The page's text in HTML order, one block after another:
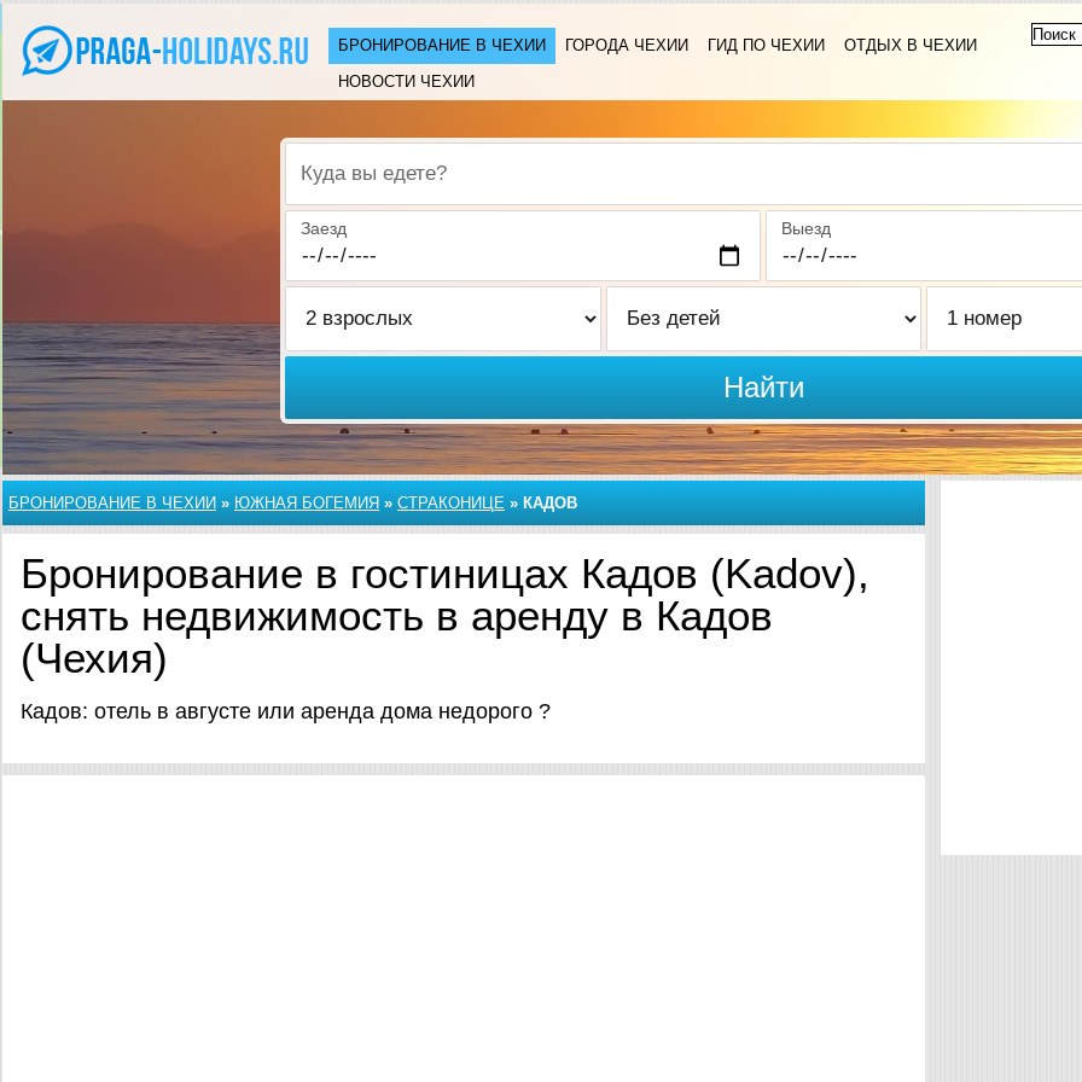
БРОНИРОВАНИЕ В ЧЕХИИ ГОРОДА ЧЕХИИ ГИД ПО ЧЕХИИ
ОТДЫХ В ЧЕХИИ
НОВОСТИ ЧЕХИИ
Куда вы едете?
Заезд Выезд
Найти
БРОНИРОВАНИЕ В ЧЕХИИ » ЮЖНАЯ БОГЕМИЯ » СТРАКОНИЦЕ » КАДОВ
Бронирование в гостиницах Кадов (Kadov),
снять недвижимость в аренду в Кадов
(Чехия)
Кадов: отель в августе или аренда дома недорого ?